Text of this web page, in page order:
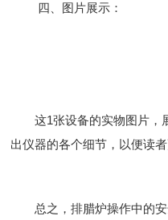
四、图片展示：
这1张设备的实物图片，
出仪器的各个细节，以便读者
总之，排腊炉操作中的安